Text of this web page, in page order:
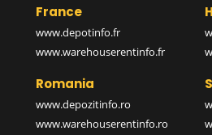
France
www.depotinfo.fr
www.warehouserentinfo.fr
Romania
www.depozitinfo.ro
www.warehouserentinfo.ro